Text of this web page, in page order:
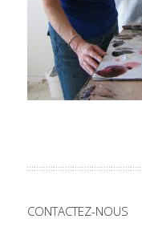
CONTACTEZ-NOUS